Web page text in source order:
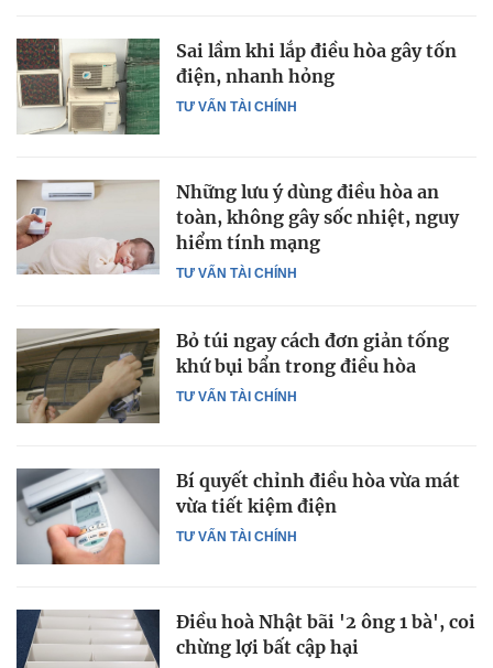
TƯ VẤN TÀI CHÍNH
Sai lầm khi lắp điều hòa gây tốn
điện, nhanh hỏng
TƯ VẤN TÀI CHÍNH
Những lưu ý dùng điều hòa an
toàn, không gây sốc nhiệt, nguy
hiểm tính mạng
TƯ VẤN TÀI CHÍNH
Bỏ túi ngay cách đơn giản tống
khứ bụi bẩn trong điều hòa
TƯ VẤN TÀI CHÍNH
Bí quyết chỉnh điều hòa vừa mát
vừa tiết kiệm điện
Điều hoà Nhật bãi '2 ông 1 bà', coi
chừng lợi bất cập hại